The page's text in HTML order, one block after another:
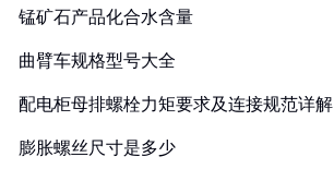
锰矿石产品化合水含量
曲臂车规格型号大全
配电柜母排螺栓力矩要求及连接规范详解
膨胀螺丝尺寸是多少